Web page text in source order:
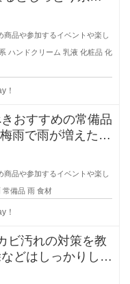
商品や参加するイベントや楽し
ハンドクリーム 乳液 化粧品 化
！
おすすめの常備品
商品や参加するイベントや楽し
常備品 雨 食材
！
ビ汚れの対策を教
どはしっかりして
など